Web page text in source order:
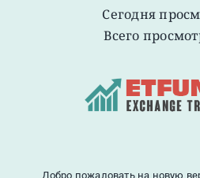
Сегодня
Всего
Добро пожаловать на новую